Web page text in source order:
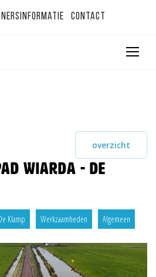
Contact
overzicht
Wiarda - De
Klamp Werkzaamheden Algemeen